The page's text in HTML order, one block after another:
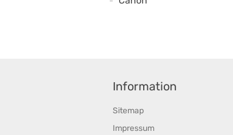
Information
Sitemap
Impressum